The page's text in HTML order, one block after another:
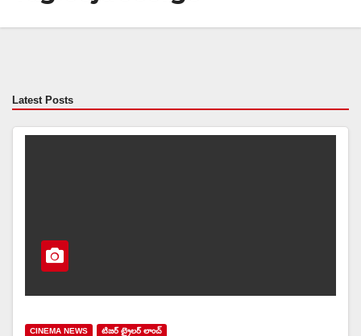
Latest Posts
CINEMA NEWS టిజర్ ట్రైలర్ లాంచ్